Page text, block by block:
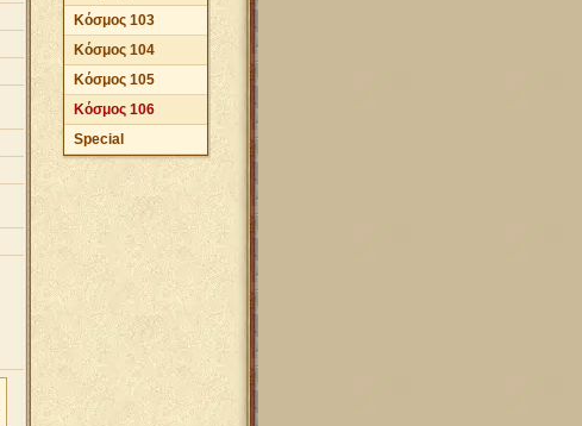
Κόσμος 103
Κόσμος 104
Κόσμος 105
Κόσμος 106
Special